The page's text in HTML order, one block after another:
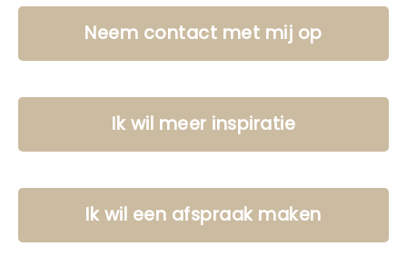
Neem contact met mij op
Ik wil meer inspiratie
Ik wil een afspraak maken